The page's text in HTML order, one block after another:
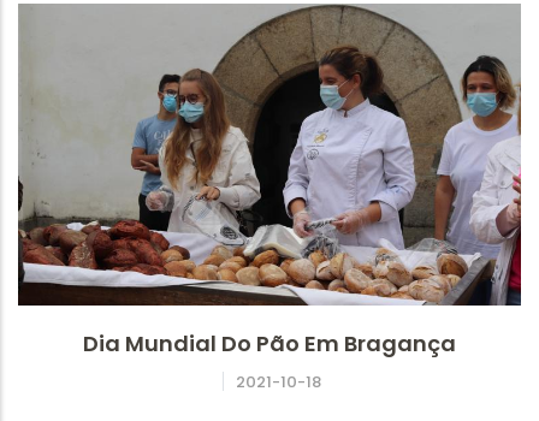
Dia Mundial Do Pão Em Bragança
2021-10-18